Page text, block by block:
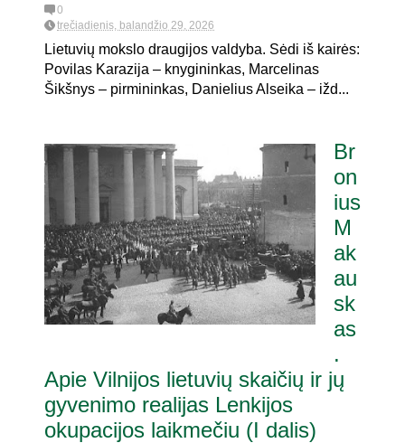
0
trečiadienis, balandžio 29, 2026
Lietuvių mokslo draugijos valdyba. Sėdi iš kairės:
Povilas Karazija – knygininkas, Marcelinas
Šikšnys – pirmininkas, Danielius Alseika – ižd...
Br
on
ius
M
ak
au
sk
as
.
Apie Vilnijos lietuvių skaičių ir jų
gyvenimo realijas Lenkijos
okupacijos laikmečiu (I dalis)